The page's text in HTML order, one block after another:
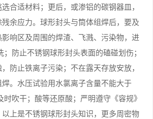
合适材料；更后，或渗铝的碳钢器皿，
余应力。球形封头与筒体组焊后，要及
响区及周围的焊渣、飞溅、污染物，进
防止不锈钢球形封头表面的磕碰划伤；
防止铁离子污染；不在露天存放安放，
。水压试验用水氯离子含量不能大于
吹干；酸等还原酸；严明遵守《容规》
上是不锈钢球形封头知识，更多周密物